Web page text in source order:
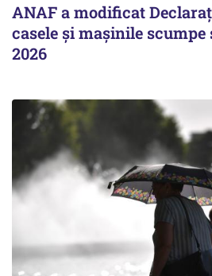
ANAF a modificat
casele și mașinile
2026